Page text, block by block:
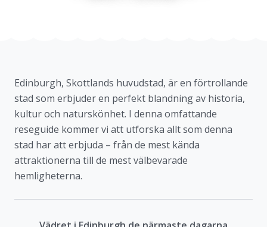
Edinburgh, Skottlands huvudstad, är en förtrollande
stad som erbjuder en perfekt blandning av historia,
kultur och naturskönhet. I denna omfattande
reseguide kommer vi att utforska allt som denna
stad har att erbjuda – från de mest kända
attraktionerna till de mest välbevarade
hemligheterna.